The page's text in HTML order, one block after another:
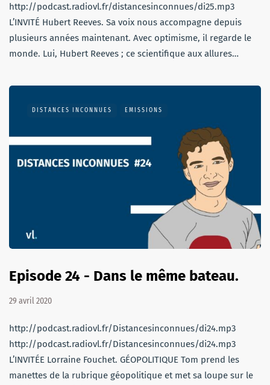
http://podcast.radiovl.fr/distancesinconnues/di25.mp3
L’INVITÉ Hubert Reeves. Sa voix nous accompagne depuis
plusieurs années maintenant. Avec optimisme, il regarde le
monde. Lui, Hubert Reeves ; ce scientifique aux allures…
DISTANCES INCONNUES EMISSIONS
Episode 24 - Dans le même bateau.
29 avril 2020
http://podcast.radiovl.fr/Distancesinconnues/di24.mp3
http://podcast.radiovl.fr/Distancesinconnues/di24.mp3
L’INVITÉE Lorraine Fouchet. GÉOPOLITIQUE Tom prend les
manettes de la rubrique géopolitique et met sa loupe sur le